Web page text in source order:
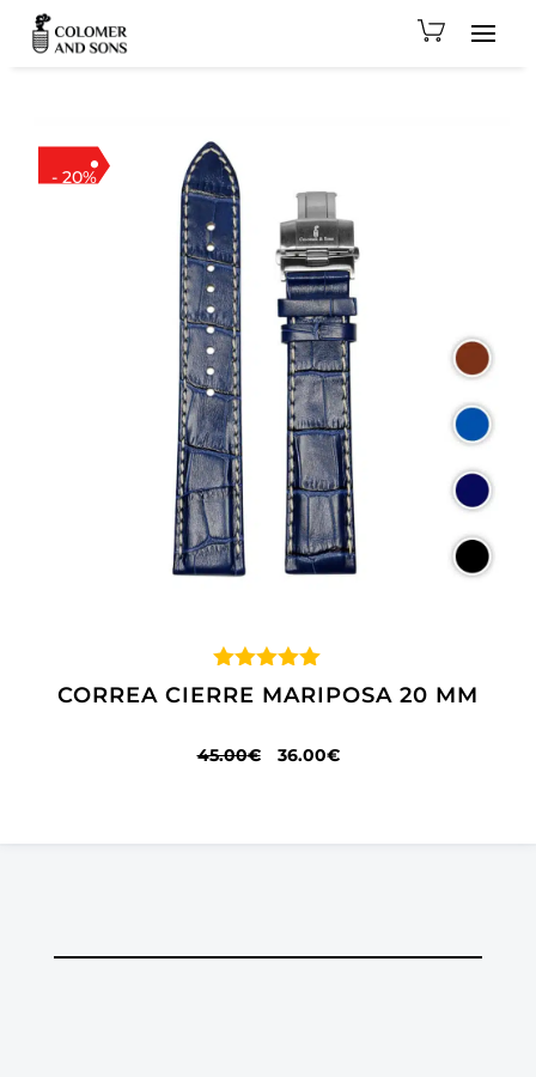
- 20%
Valorado
con 5.00
CORREA CIERRE MARIPOSA 20 MM
45.00€
EL
36.00€EL